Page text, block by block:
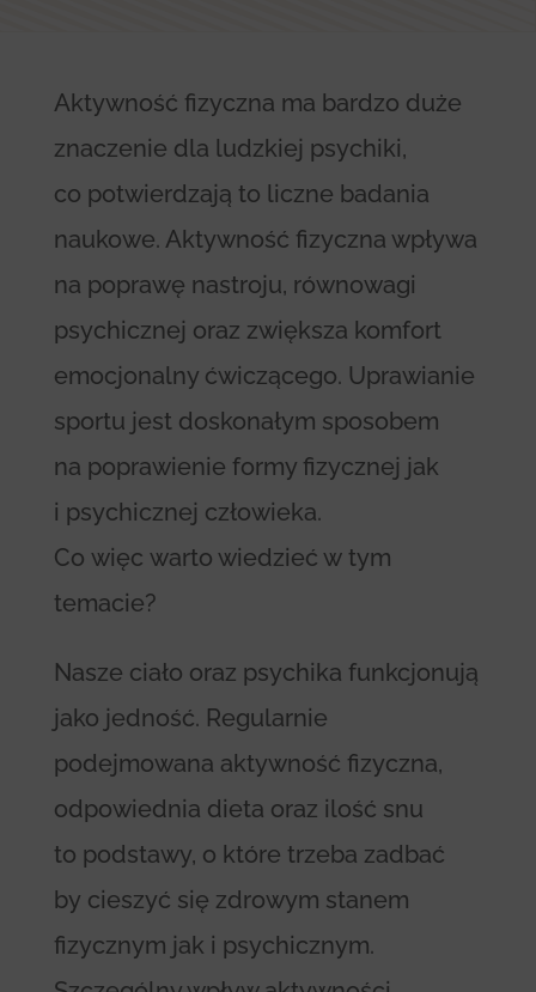
Aktywność fizyczna ma bardzo duże
znaczenie dla ludzkiej psychiki,
co potwierdzają to liczne badania
naukowe. Aktywność fizyczna wpływa
na poprawę nastroju, równowagi
psychicznej oraz zwiększa komfort
emocjonalny ćwiczącego. Uprawianie
sportu jest doskonałym sposobem
na poprawienie formy fizycznej jak
i psychicznej człowieka.
Co więc warto wiedzieć w tym
temacie?
Nasze ciało oraz psychika funkcjonują
jako jedność. Regularnie
podejmowana aktywność fizyczna,
odpowiednia dieta oraz ilość snu
to podstawy, o które trzeba zadbać
by cieszyć się zdrowym stanem
fizycznym jak i psychicznym.